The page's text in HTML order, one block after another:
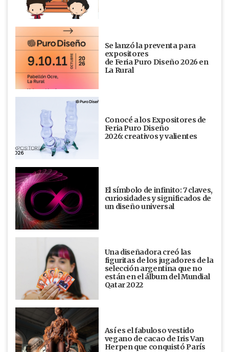
Se lanzó la preventa para
expositores
de Feria Puro Diseño 2026 en
La Rural
Conocé a los Expositores de
Feria Puro Diseño
2026: creativos y valientes
El símbolo de infinito: 7 claves,
curiosidades y significados de
un diseño universal
Una diseñadora creó las
figuritas de los jugadores de la
selección argentina que no
están en el álbum del Mundial
Qatar 2022
Así es el fabuloso vestido
vegano de cacao de Iris Van
Herpen que conquistó París